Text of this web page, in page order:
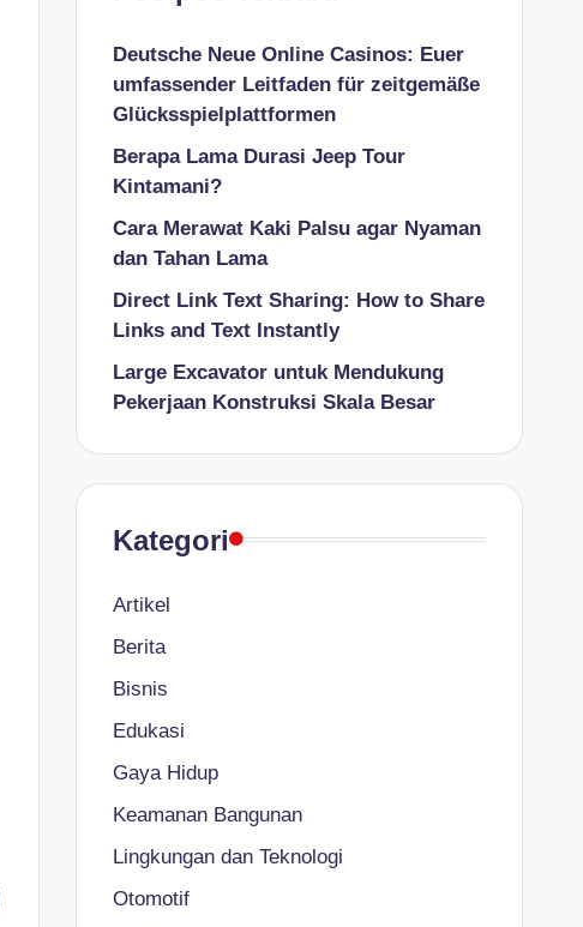
Deutsche Neue Online Casinos: Euer
umfassender Leitfaden für zeitgemäße
Glücksspielplattformen
Berapa Lama Durasi Jeep Tour
Kintamani?
Cara Merawat Kaki Palsu agar Nyaman
dan Tahan Lama
Direct Link Text Sharing: How to Share
Links and Text Instantly
Large Excavator untuk Mendukung
Pekerjaan Konstruksi Skala Besar
Kategori
Artikel
Berita
Bisnis
Edukasi
Gaya Hidup
Keamanan Bangunan
Lingkungan dan Teknologi
Otomotif